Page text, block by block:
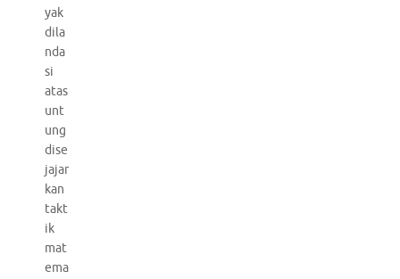
yak
dila
nda
si
atas
unt
ung
dise
jajar
kan
takt
ik
mat
ema